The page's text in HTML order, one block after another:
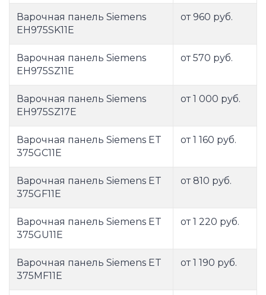
Варочная панель Siemens
EH975SK11E
от 960 руб.
Варочная панель Siemens
EH975SZ11E
от 570 руб.
Варочная панель Siemens
EH975SZ17E
от 1 000 руб.
Варочная панель Siemens ET
375GC11E
от 1 160 руб.
Варочная панель Siemens ET
375GF11E
от 810 руб.
Варочная панель Siemens ET
375GU11E
от 1 220 руб.
Варочная панель Siemens ET
375MF11E
от 1 190 руб.